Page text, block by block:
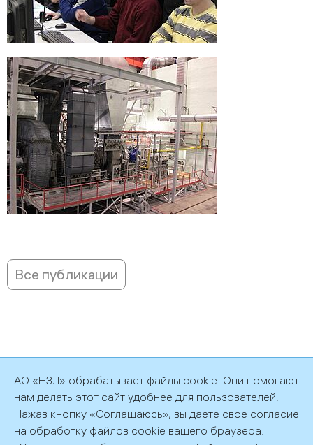
Все публикации
Политика обработки персональных данных
АО «НЗЛ» обрабатывает файлы cookie. Они помогают
нам делать этот сайт удобнее для пользователей.
Нажав кнопку «Соглашаюсь», вы даете свое согласие
на обработку файлов cookie вашего браузера.